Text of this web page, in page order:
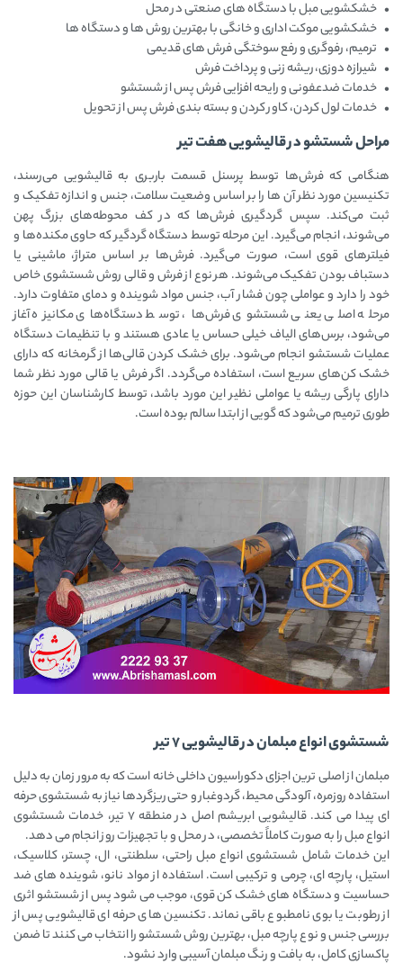
• خشکشویی مبل با دستگاه‌ های صنعتی در محل
• خشکشویی موکت اداری و خانگی با بهترین روش ها و دستگاه‌ ها
• ترمیم، رفوگری و رفع سوختگی فرش ‌های قدیمی
• شیرازه ‌دوزی، ریشه ‌زنی و پرداخت فرش
• خدمات ضدعفونی و رایحه ‌افزایی فرش پس از شستشو
• خدمات لول کردن، کاور کردن و بسته‌ بندی فرش پس از تحویل
مراحل شستشو در قالیشویی هفت تیر
هنگامی که فرش‌ها توسط پرسنل قسمت باربری به قالیشویی می‌رسند،
تکنیسین مورد نظر آن ها را بر اساس وضعیت سلامت، جنس و اندازه تفکیک و
ثبت می‌کند. سپس گردگیری فرش‌ها که در کف محوطه‌های بزرگ پهن
می‌شوند، انجام می‌گیرد. این مرحله توسط دستگاه گردگیر که حاوی مکنده‌ها و
فیلترهای قوی است، صورت می‌گیرد. فرش‌ها بر اساس متراژ، ماشینی یا
دستباف بودن تفکیک می‌شوند. هر نوع از فرش و قالی روش شستشوی خاص
خود را دارد و عواملی چون فشار آب، جنس مواد شوینده و دمای متفاوت دارد.
مرحله اصلی یعنی شستشوی فرش‌ها، توسط دستگاه‌های مکانیزه آغاز
می‌شود، برس‌های الیاف خیلی حساس یا عادی هستند و با تنظیمات دستگاه
عملیات شستشو انجام می‌شود. برای خشک کردن قالی‌ها از گرمخانه که دارای
خشک کن‌های سریع است، استفاده می‌گردد. اگر فرش یا قالی مورد نظر شما
دارای پارگی ریشه یا عواملی نظیر این مورد باشد، توسط کارشناسان این حوزه
طوری ترمیم می‌شود که گویی از ابتدا سالم بوده است.
شستشوی انواع مبلمان در قالیشویی ۷ تیر
مبلمان از اصلی ‌ترین اجزای دکوراسیون داخلی خانه است که به ‌مرور زمان به دلیل
استفاده روزمره، آلودگی محیط، گردوغبار و حتی ریزگردها نیاز به شستشوی حرفه
‌ای پیدا می ‌کند. قالیشویی ابریشم اصل در منطقه ۷ تیر، خدمات شستشوی
انواع مبل را به ‌صورت کاملاً تخصصی، در محل و با تجهیزات روز انجام می ‌دهد.
این خدمات شامل شستشوی انواع مبل راحتی، سلطنتی، ال، چستر، کلاسیک،
استیل، پارچه ‌ای، چرمی و ترکیبی است. استفاده از مواد نانو، شوینده ‌های ضد
حساسیت و دستگاه ‌های خشک‌ کن قوی، موجب می ‌شود پس از شستشو اثری
از رطوبت یا بوی نامطبوع باقی نماند. تکنسین ‌های حرفه‌ ای قالیشویی پس از
بررسی جنس و نوع پارچه مبل، بهترین روش شستشو را انتخاب می‌ کنند تا ضمن
پاکسازی کامل، به بافت و رنگ مبلمان آسیبی وارد نشود.